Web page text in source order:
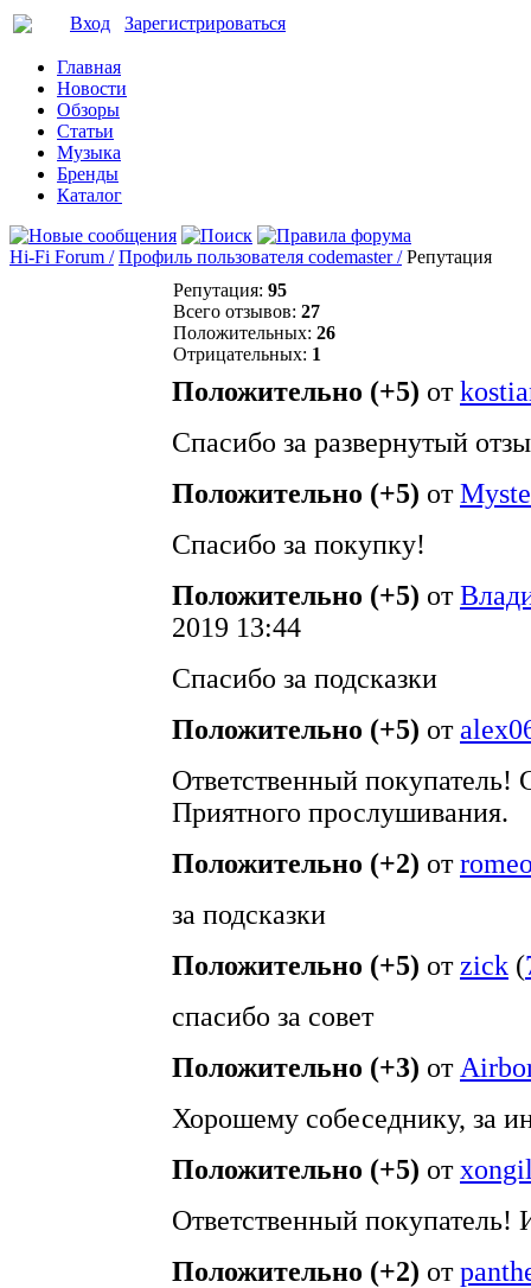
Вход Зарегистрироваться
Главная
Новости
Обзоры
Статьи
Музыка
Бренды
Каталог
Hi-Fi Forum / Профиль пользователя codemaster / Репутация
Репутация: 95
Всего отзывов: 27
Положительных: 26
Отрицательных: 1
Положительно (+5) от
Спасибо за развернутый
Положительно (+5) от
Спасибо за покупку!
Положительно (+5) от
2019 13:44
Спасибо за подсказки
Положительно (+5) от
Ответственный покупатель!
Приятного прослушивания.
Положительно (+2) от
за подсказки
Положительно (+5) от zick (
спасибо за совет
Положительно (+3) от
Хорошему собеседнику, за
Положительно (+5) от
Ответственный покупатель!
Положительно (+2) от